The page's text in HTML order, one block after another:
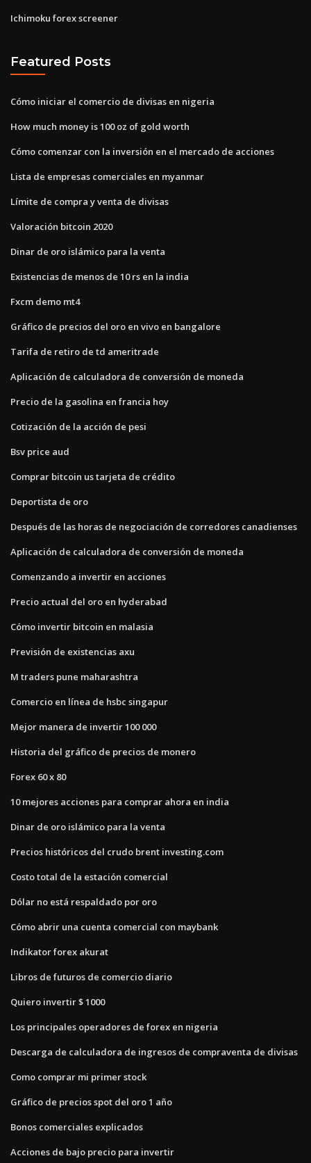
Ichimoku forex screener
Featured Posts
Cómo iniciar el comercio de divisas en nigeria
How much money is 100 oz of gold worth
Cómo comenzar con la inversión en el mercado de acciones
Lista de empresas comerciales en myanmar
Límite de compra y venta de divisas
Valoración bitcoin 2020
Dinar de oro islámico para la venta
Existencias de menos de 10 rs en la india
Fxcm demo mt4
Gráfico de precios del oro en vivo en bangalore
Tarifa de retiro de td ameritrade
Aplicación de calculadora de conversión de moneda
Precio de la gasolina en francia hoy
Cotización de la acción de pesi
Bsv price aud
Comprar bitcoin us tarjeta de crédito
Deportista de oro
Después de las horas de negociación de corredores canadienses
Aplicación de calculadora de conversión de moneda
Comenzando a invertir en acciones
Precio actual del oro en hyderabad
Cómo invertir bitcoin en malasia
Previsión de existencias axu
M traders pune maharashtra
Comercio en línea de hsbc singapur
Mejor manera de invertir 100 000
Historia del gráfico de precios de monero
Forex 60 x 80
10 mejores acciones para comprar ahora en india
Dinar de oro islámico para la venta
Precios históricos del crudo brent investing.com
Costo total de la estación comercial
Dólar no está respaldado por oro
Cómo abrir una cuenta comercial con maybank
Indikator forex akurat
Libros de futuros de comercio diario
Quiero invertir $ 1000
Los principales operadores de forex en nigeria
Descarga de calculadora de ingresos de compraventa de divisas
Como comprar mi primer stock
Gráfico de precios spot del oro 1 año
Bonos comerciales explicados
Acciones de bajo precio para invertir